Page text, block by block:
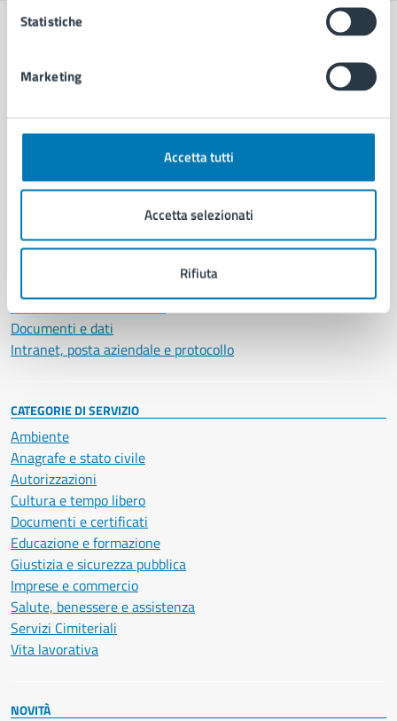
Statistiche
Marketing
Accetta tutti
Accetta selezionati
Rifiuta
Aree amministrative
Uffici
Personale amministrativo
Documenti e dati
Intranet, posta aziendale e protocollo
CATEGORIE DI SERVIZIO
Ambiente
Anagrafe e stato civile
Autorizzazioni
Cultura e tempo libero
Documenti e certificati
Educazione e formazione
Giustizia e sicurezza pubblica
Imprese e commercio
Salute, benessere e assistenza
Servizi Cimiteriali
Vita lavorativa
NOVITÀ